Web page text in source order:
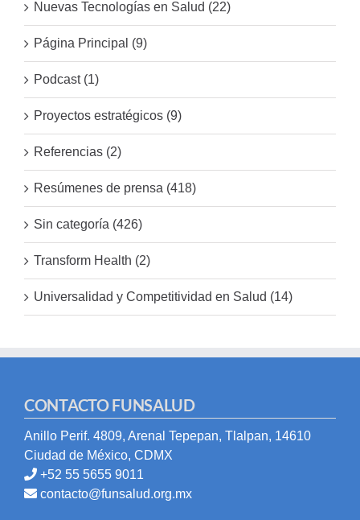
Nuevas Tecnologías en Salud (22)
Página Principal (9)
Podcast (1)
Proyectos estratégicos (9)
Referencias (2)
Resúmenes de prensa (418)
Sin categoría (426)
Transform Health (2)
Universalidad y Competitividad en Salud (14)
CONTACTO FUNSALUD
Anillo Perif. 4809, Arenal Tepepan, Tlalpan, 14610
Ciudad de México, CDMX
+52 55 5655 9011
contacto@funsalud.org.mx